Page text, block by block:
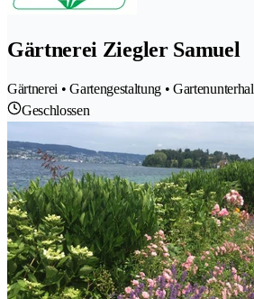
Gärtnerei Ziegler Samuel
Gärtnerei • Gartengestaltung •
Geschlossen